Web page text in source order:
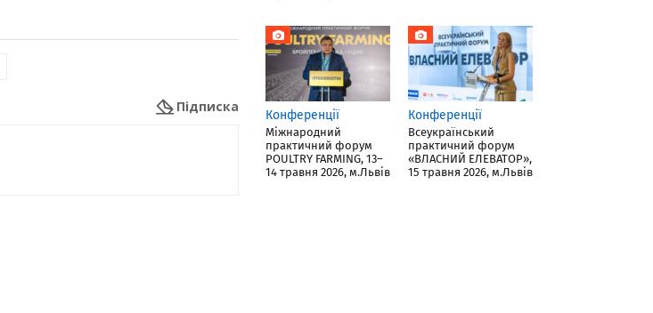
Підписка
Конференції
Міжнародний
практичний форум
POULTRY FARMING, 13–
14 травня 2026, м.Львів
Конференції
Всеукраїнський
практичний форум
«ВЛАСНИЙ ЕЛЕВАТОР»,
15 травня 2026, м.Львів